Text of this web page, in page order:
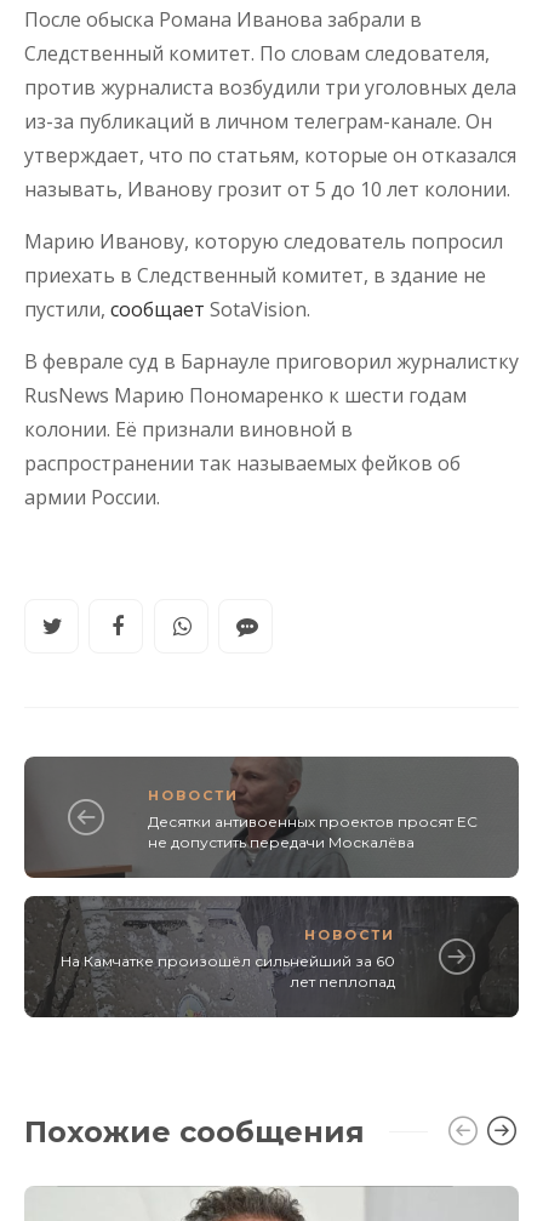
После обыска Романа Иванова забрали в
Следственный комитет. По словам следователя,
против журналиста возбудили три уголовных дела
из-за публикаций в личном телеграм-канале. Он
утверждает, что по статьям, которые он отказался
называть, Иванову грозит от 5 до 10 лет колонии.
Марию Иванову, которую следователь попросил
приехать в Следственный комитет, в здание не
пустили, сообщает SotaVision.
В феврале суд в Барнауле приговорил журналистку
RusNews Марию Пономаренко к шести годам
колонии. Её признали виновной в
распространении так называемых фейков об
армии России.
НОВОСТИ
Десятки антивоенных проектов просят ЕС
не допустить передачи Москалёва
НОВОСТИ
На Камчатке произошёл сильнейший за 60
лет пеплопад
Похожие сообщения